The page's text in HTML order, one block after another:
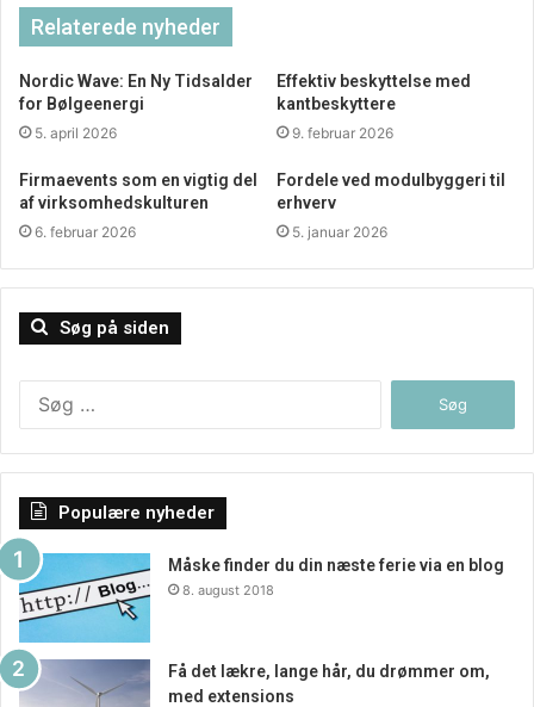
optimere deres logistikprocesser.
Standardisering og konsistens
Plastpaller tilbyder en høj grad af standardisering og
konsistens i størrelse og form, hvilket sikrer stabilitet
under transport og opbevaring. Denne ensartethed gør
det lettere at automatisere processer som palletering og
depalletering i lager- og distributionscentre.
omkostninger, hvilket er en stor fordel i en
Konklusion
virksomheder, der søger holdbare, hygiejniske og
miljøvenlige løsninger til deres logistikbehov. Med deres
mange fordele overgår de ofte traditionelle træpaller i
både ydeevne og økonomisk effektivitet. Plastpallernes
alsidighed gør dem til en værdifuld investering for enhver
virksomhed, der ønsker at forbedre sin forsyningskæde.
Relaterede nyheder
Nordic Wave: En Ny Tidsalder
for Bølgeenergi
5. april 2026
Effektiv beskyttelse med
kantbeskyttere
9. februar 2026
Firmaevents som en vigtig del
af virksomhedskulturen
6. februar 2026
Fordele ved modulbyggeri til
erhverv
5. januar 2026
Søg på siden
Populære nyheder
Måske finder du din næste ferie via en blog
8. august 2018
Få det lækre, lange hår, du drømmer om,
med extensions